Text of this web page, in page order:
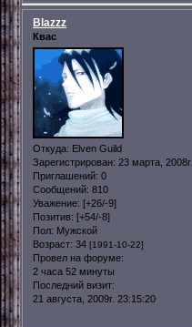
Blazzz
Квас
Откуда: Elven Guild
Зарегистрирован: 23 марта, 2008г.
Приглашений: 0
Сообщений: 810
Уважение: [+26/-9]
Позитив: [+54/-8]
Пол: Мужской
Возраст: 34 [1991-10-22]
Провел на форуме:
2 часа 52 минуты
Последний визит:
21 августа, 2009г. 23:15:20